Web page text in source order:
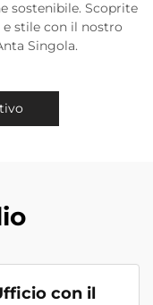
sostenibile. Scoprite
stile con il nostro
Singola.
con il